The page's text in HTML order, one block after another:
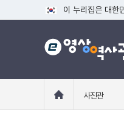
이 누리집은 대한
공식 누리집 주소
go.kr 주소를 사
로
사진관